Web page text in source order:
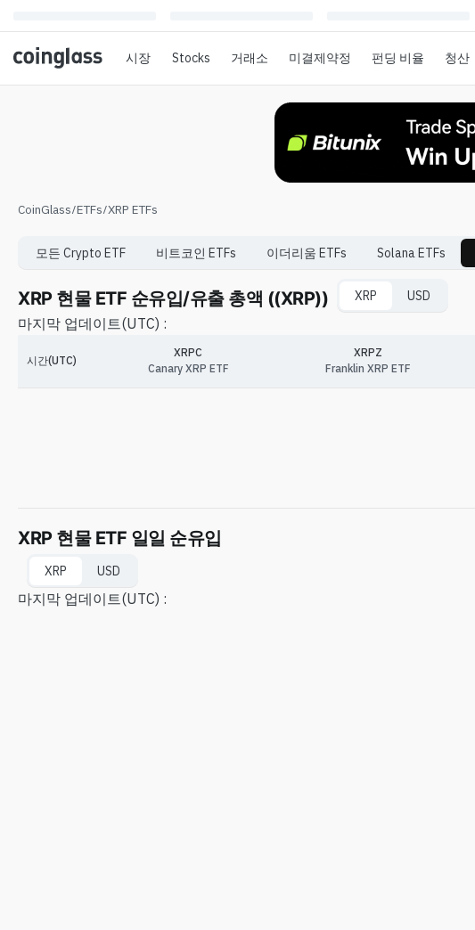
시장 Stocks 거래소 미결제약정 펀딩 비율 청산
CoinGlass/ETFs/XRP ETFs
모든 Crypto ETF 비트코인 ETFs 이더리움 ETFs Solana ETFs
XRP 현물 ETF 순유입/유출 총액 ((XRP)) XRP USD
마지막 업데이트(UTC) :
시간(UTC)
XRPC
Canary XRP ETF
XRPZ
Franklin XRP ETF
XRP 현물 ETF 일일 순유입
XRP USD
마지막 업데이트(UTC) :